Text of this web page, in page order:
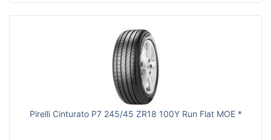
Pirelli Cinturato P7 245/45 ZR18 100Y Run Flat MOE *